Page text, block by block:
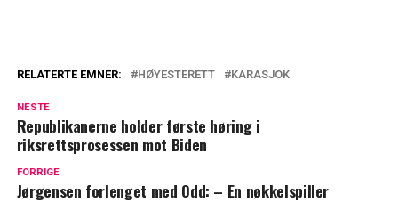
RELATERTE EMNER: HØYESTERETT KARASJOK
NESTE
Republikanerne holder første høring i
riksrettsprosessen mot Biden
FORRIGE
Jørgensen forlenget med Odd: – En nøkkelspiller